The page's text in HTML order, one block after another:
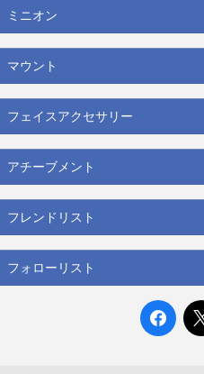
ミニオン
マウント
フェイスアクセサリー
アチーブメント
フレンドリスト
フォローリスト